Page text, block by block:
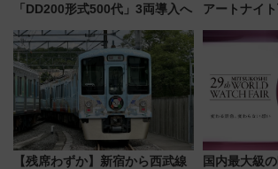
「DD200形式500代」3両導入へ
アートナイ
を満喫しよう
【残席わずか】新宿から西武線
国内最大級